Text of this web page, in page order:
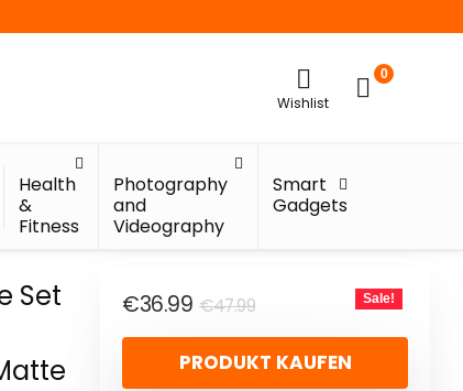
Wishlist
0
Health
&
Fitness
Photography
and
Videography
Smart
Gadgets
Set
€47.99
€36.99 Sale!
PRODUKT KAUFEN